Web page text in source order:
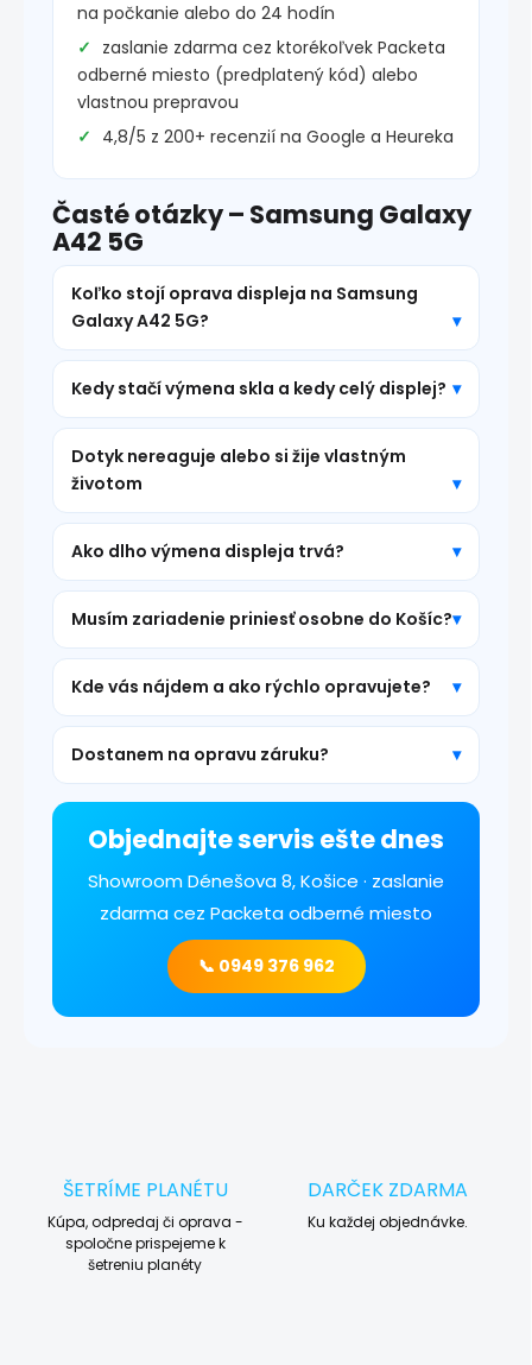
na počkanie alebo do 24 hodín
zaslanie zdarma cez ktorékoľvek Packeta
odberné miesto (predplatený kód) alebo
vlastnou prepravou
4,8/5 z 200+ recenzií na Google a Heureka
Časté otázky – Samsung Galaxy
A42 5G
Koľko stojí oprava displeja na Samsung
Galaxy A42 5G?
Kedy stačí výmena skla a kedy celý displej?
Dotyk nereaguje alebo si žije vlastným
životom
Ako dlho výmena displeja trvá?
Musím zariadenie priniesť osobne do Košíc?
Kde vás nájdem a ako rýchlo opravujete?
Dostanem na opravu záruku?
Objednajte servis ešte dnes
Showroom Dénešova 8, Košice · zaslanie
zdarma cez Packeta odberné miesto
📞 0949 376 962
ŠETRÍME PLANÉTU
Kúpa, odpredaj či oprava -
spoločne prispejeme k
šetreniu planéty
DARČEK ZDARMA
Ku každej objednávke.